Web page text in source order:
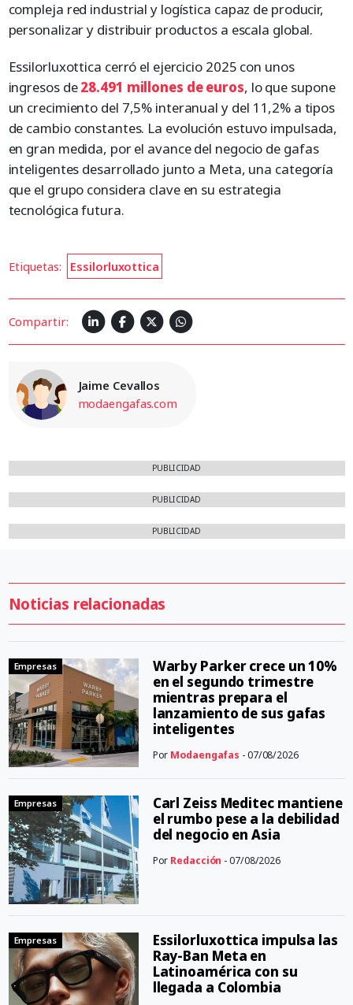
compleja red industrial y logística capaz de producir,
personalizar y distribuir productos a escala global.
Essilorluxottica cerró el ejercicio 2025 con unos
ingresos de28.491 millones deeuros, lo que supone
un crecimiento del 7,5% interanual y del 11,2% a tipos
de cambio constantes. La evolución estuvo impulsada,
en gran medida, por el avance del negocio de gafas
inteligentes desarrollado junto a Meta, una categoría
que el grupo considera clave en su estrategia
tecnológica futura.
Etiquetas: Essilorluxottica
Compartir:
Jaime Cevallos
modaengafas.com
PUBLICIDAD
PUBLICIDAD
PUBLICIDAD
Noticias relacionadas
Empresas
Warby Parker crece un 10%
en el segundo trimestre
mientras prepara el
lanzamiento de sus gafas
inteligentes
Por Modaengafas - 07/08/2026
Empresas
Carl Zeiss Meditec mantiene
el rumbo pese a la debilidad
del negocio en Asia
Por Redacción - 07/08/2026
Empresas
Essilorluxottica impulsa las
Ray-Ban Meta en
Latinoamérica con su
llegada a Colombia